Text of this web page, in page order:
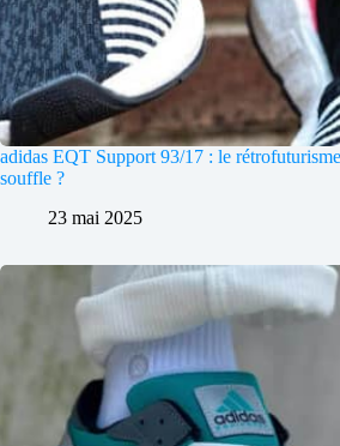
adidas EQT Support 93/17 : le
souffle ?
23 mai 2025